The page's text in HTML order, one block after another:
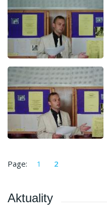
Page: 1 2
Aktuality